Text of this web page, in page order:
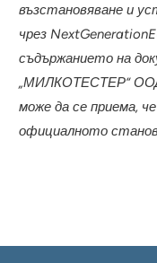
възстановяване и
чрез
съдържанието на
„МИЛКОТЕСТЕР“
може да се приема,
официалното